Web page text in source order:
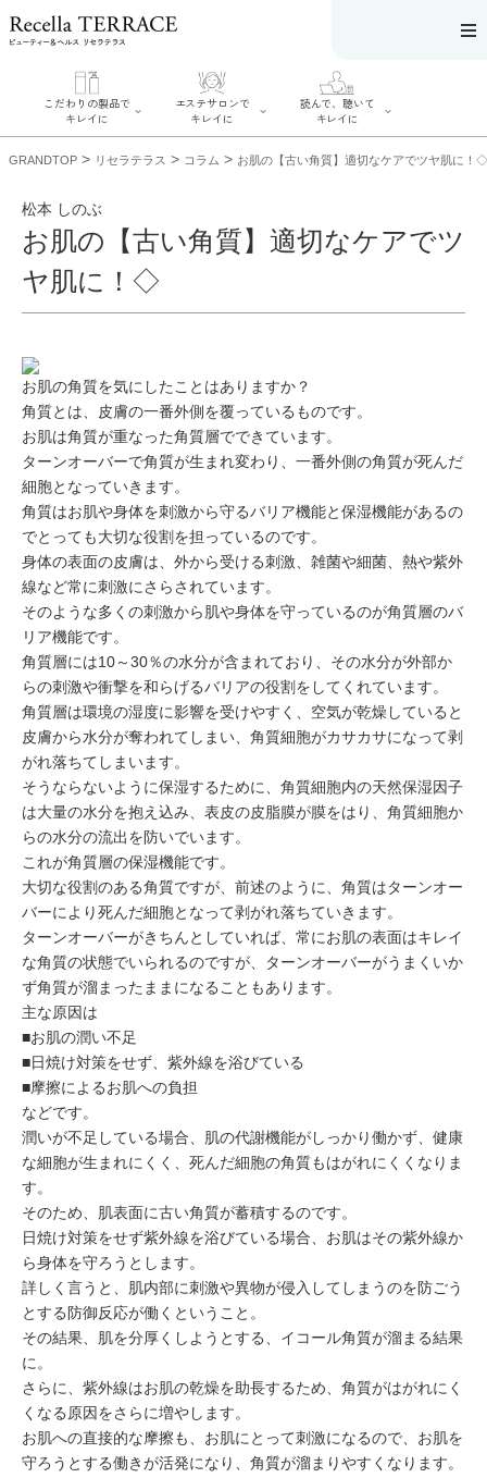
こだわりの製品で
キレイに
こだわりの製品
でキレイに
SERIES#01 私た
SERIES#03 無
添加化粧品につ
いて
エステサロンで
キレイに
リフティング認
す
リフティング認
定とは？
肌改善のプロと
は？
読んで、聴いて
キレイに
リセラジャーナ
奥迫協子スペシ
ャルコンテンツ
お悩みから記事
を探す
ニキビ 日焼け
のしわ 敏感肌 た
るみ シミ
言
コラム
GRANDTOP > リセラテラス > コラム > お肌の【古い角質】適切なケアでツヤ肌に！◇
松本 しのぶ
お肌の【古い角質】適切なケアでツ
ヤ肌に！◇
お肌の角質を気にしたことはありますか？
角質とは、皮膚の一番外側を覆っているものです。
お肌は角質が重なった角質層でできています。
ターンオーバーで角質が生まれ変わり、一番外側の角質が死んだ
細胞となっていきます。
角質はお肌や身体を刺激から守るバリア機能と保湿機能があるの
でとっても大切な役割を担っているのです。
身体の表面の皮膚は、外から受ける刺激、雑菌や細菌、熱や紫外
線など常に刺激にさらされています。
そのような多くの刺激から肌や身体を守っているのが角質層のバ
リア機能です。
角質層には10～30％の水分が含まれており、その水分が外部か
らの刺激や衝撃を和らげるバリアの役割をしてくれています。
角質層は環境の湿度に影響を受けやすく、空気が乾燥していると
皮膚から水分が奪われてしまい、角質細胞がカサカサになって剥
がれ落ちてしまいます。
そうならないように保湿するために、角質細胞内の天然保湿因子
は大量の水分を抱え込み、表皮の皮脂膜が膜をはり、角質細胞か
らの水分の流出を防いでいます。
これが角質層の保湿機能です。
大切な役割のある角質ですが、前述のように、角質はターンオー
バーにより死んだ細胞となって剥がれ落ちていきます。
ターンオーバーがきちんとしていれば、常にお肌の表面はキレイ
な角質の状態でいられるのですが、ターンオーバーがうまくいか
ず角質が溜まったままになることもあります。
主な原因は
■お肌の潤い不足
■日焼け対策をせず、紫外線を浴びている
■摩擦によるお肌への負担
などです。
潤いが不足している場合、肌の代謝機能がしっかり働かず、健康
な細胞が生まれにくく、死んだ細胞の角質もはがれにくくなりま
す。
そのため、肌表面に古い角質が蓄積するのです。
日焼け対策をせず紫外線を浴びている場合、お肌はその紫外線か
ら身体を守ろうとします。
詳しく言うと、肌内部に刺激や異物が侵入してしまうのを防ごう
とする防御反応が働くということ。
その結果、肌を分厚くしようとする、イコール角質が溜まる結果
に。
さらに、紫外線はお肌の乾燥を助長するため、角質がはがれにく
くなる原因をさらに増やします。
お肌への直接的な摩擦も、お肌にとって刺激になるので、お肌を
守ろうとする働きが活発になり、角質が溜まりやすくなります。